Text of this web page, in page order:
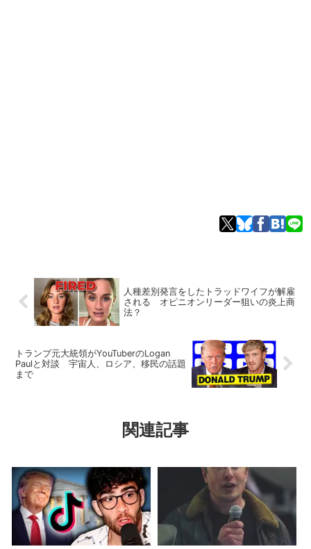
人種差別発言をしたトラッドワイフが解雇
される オピニオンリーダー狙いの炎上商
法？
トランプ元大統領がYouTuberのLogan
Paulと対談 宇宙人、ロシア、移民の話題
まで
関連記事